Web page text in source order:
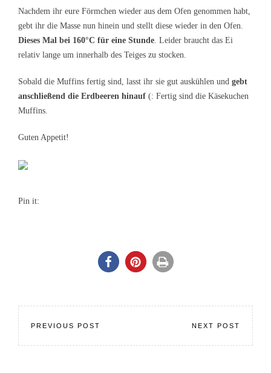
Nachdem ihr eure Förmchen wieder aus dem Ofen genommen habt,
gebt ihr die Masse nun hinein und stellt diese wieder in den Ofen.
Dieses Mal bei 160°C für eine Stunde . Leider braucht das Ei
relativ lange um innerhalb des Teiges zu stocken.
Sobald die Muffins fertig sind, lasst ihr sie gut auskühlen und gebt
anschließend die Erdbeeren hinauf (: Fertig sind die Käsekuchen
Muffins.
Guten Appetit!
Pin it:
PREVIOUS POST NEXT POST